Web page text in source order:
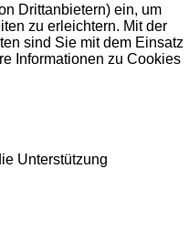
Drittanbietern) ein, um
zu erleichtern. Mit der
sind Sie mit dem Einsatz
Informationen zu Cookies
Unterstützung